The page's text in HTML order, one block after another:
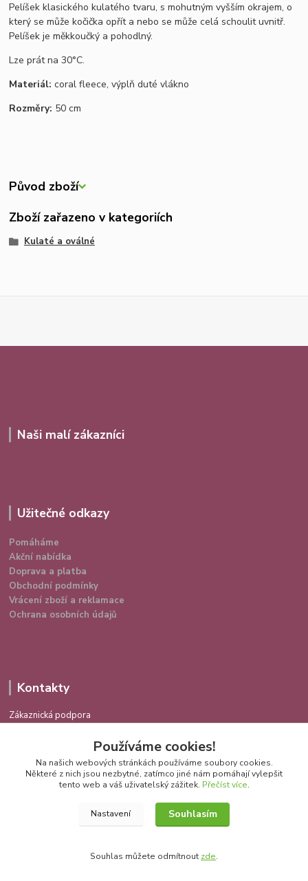
Pelíšek klasického kulatého tvaru, s mohutným vyšším okrajem, o
který se může kočička opřít a nebo se může celá schoulit uvnitř.
Pelíšek je měkkoučký a pohodlný.
Lze prát na 30°C.
Materiál:coral fleece, výplň duté vlákno
Rozměry: 50 cm
Původ zboží
Zboží zařazeno v kategoriích
Kulaté a oválné
Naši malí zákazníci
Užitečné odkazy
Pomáháme
Akční nabídka
Doprava a platba
Obchodní podmínky
Vrácení zboží a reklamace
Ochrana osobních údajů
Kontakty
Zákaznická podpora
info@spokojenakocka.cz
Používáme cookies!
Na našich webových stránkách používáme soubory cookies.
Některé z nich jsou nezbytné, zatímco jiné nám pomáhají vylepšit
tento web a váš uživatelský zážitek. Přečíst více.
Nastavení Souhlasím
Souhlas můžete odmítnout zde.